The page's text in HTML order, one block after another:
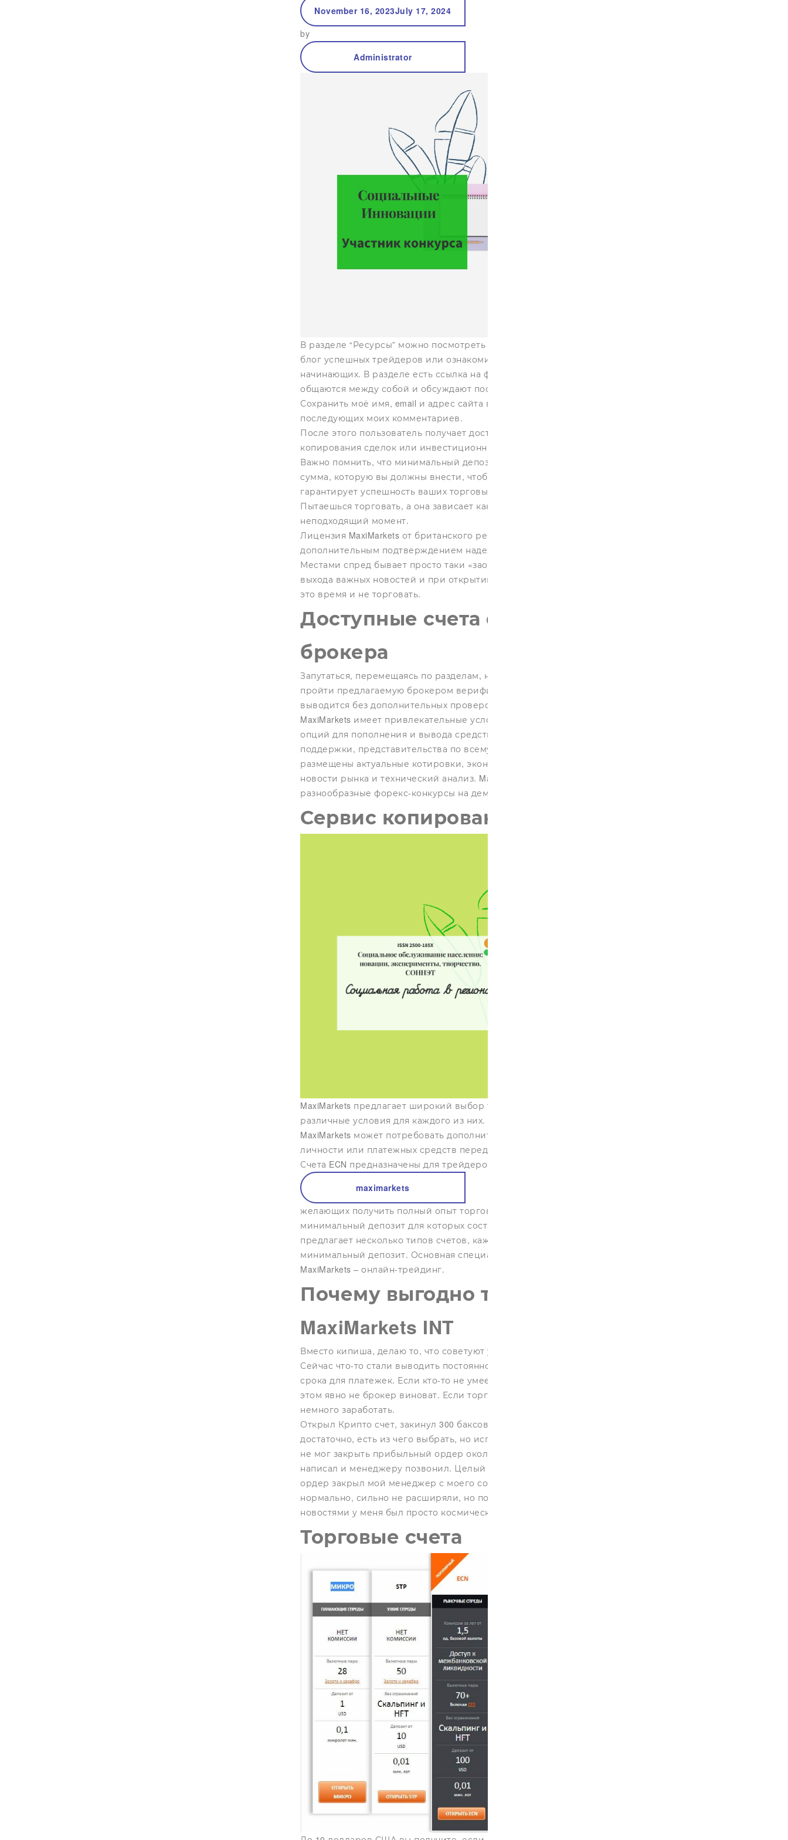
November 16, 2023July 17, 2024
by
Administrator
В разделе “Ресурсы” можно посмотреть новости индустрии, почитать
блог успешных трейдеров или ознакомиться с инструкцией для
начинающих. В разделе есть ссылка на форум, где пользователи
общаются между собой и обсуждают последние тренды рынка.
Сохранить моё имя, email и адрес сайта в этом браузере для
последующих моих комментариев.
После этого пользователь получает доступ к программам
копирования сделок или инвестиционным пакетам.
Важно помнить, что минимальный депозит – это просто начальная
сумма, которую вы должны внести, чтобы открыть счет, и она не
гарантирует успешность ваших торговых операций.
Пытаешься торговать, а она зависает как нарочно в самый
неподходящий момент.
Лицензия MaxiMarkets от британского регулятора является
дополнительным подтверждением надежности.
Местами спред бывает просто таки «заоблачным»((, обычно во время
выхода важных новостей и при открытии рынка в 00.00, но можно в
это время и не торговать.
Доступные счета форекс-
брокера
Запутаться, перемещаясь по разделам, невозможно. А еще, советую
пройти предлагаемую брокером верификацию, тогда любой профит
выводится без дополнительных проверок. По мнению клиентов
MaxiMarkets имеет привлекательные условия торговли, множество
опций для пополнения и вывода средств, профессиональную службу
поддержки, представительства по всему миру. На сайте компании
размещены актуальные котировки, экономический календарь,
новости рынка и технический анализ. MaxiMarkets регулярно проводит
разнообразные форекс-конкурсы на демо-счетах.
Сервис копирования сделок
MaxiMarkets предлагает широкий выбор торговых активов и
различные условия для каждого из них. Обратите внимание, что
MaxiMarkets может потребовать дополнительную верификацию вашей
личности или платежных средств перед обработкой вывода средств.
Счета ECN предназначены для трейдеров,
maximarkets
желающих получить полный опыт торговли на ECN-платформе,
минимальный депозит для которых составляет 100 долларов. Брокер
предлагает несколько типов счетов, каждый из которых имеет свой
минимальный депозит. Основная специализация брокера
MaxiMarkets – онлайн-трейдинг.
Почему выгодно торговать с
MaxiMarkets INT
Вместо кипиша, делаю то, что советуют университетские умники.
Сейчас что-то стали выводить постоянно в последний день крайнего
срока для платежек. Если кто-то не умеем депозит раскручивать, то в
этом явно не брокер виноват. Если торговать честно, то можно
немного заработать.
Открыл Крипто счет, закинул 300 баксов и начала торговать. Пар
достаточно, есть из чего выбрать, но исполнение ужасное. Один раз я
не мог закрыть прибыльный ордер около часа. Я даже в поддержку
написал и менеджеру позвонил. Целый час выдавало ошибку, а сам
ордер закрыл мой менеджер с моего согласия. Со спредом было все
нормально, сильно не расширяли, но после 3 недель торговли перед
новостями у меня был просто космический спред.
Торговые счета